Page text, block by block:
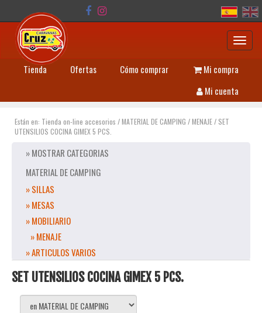
Tienda Ofertas Cómo comprar
Mi compra
Mi cuenta
Están en: Tienda on-line accesorios /MATERIAL DE CAMPING /MENAJE/ SET
UTENSILIOS COCINA GIMEX 5 PCS.
» MOSTRAR CATEGORIAS
MATERIAL DE CAMPING
» SILLAS
» MESAS
» MOBILIARIO
» MENAJE
» ARTICULOS VARIOS
SET UTENSILIOS COCINA GIMEX 5 PCS.